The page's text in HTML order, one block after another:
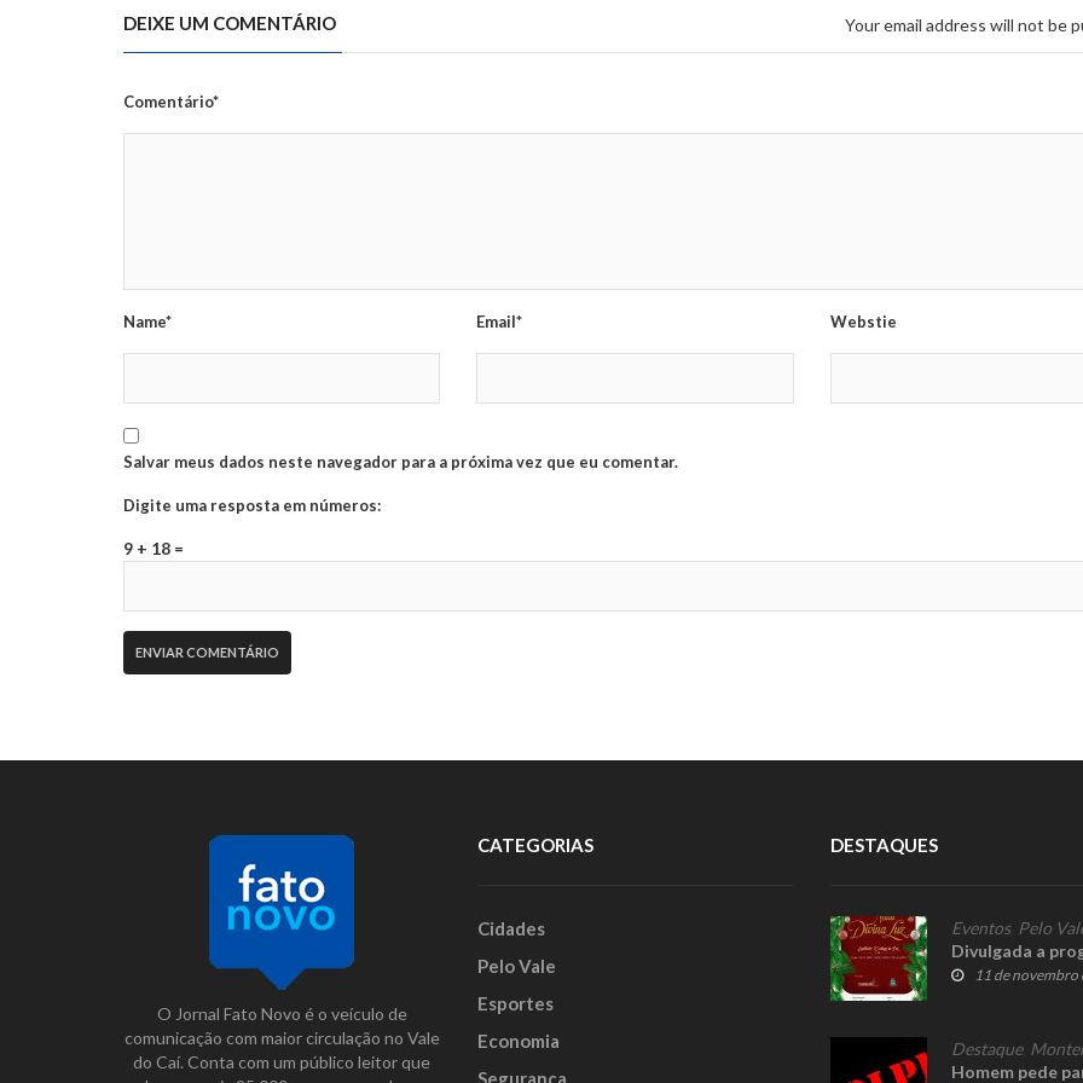
DEIXE UM COMENTÁRIO Your email address will not be
Comentário*
Name* Email* Webstie
Salvar meus dados neste navegador para a próxima vez que eu comentar.
Digite uma resposta em números:
9 + 18 =
O Jornal Fato Novo é o veículo de
comunicação com maior circulação no Vale
do Caí. Conta com um público leitor que
CATEGORIAS
Cidades
Pelo Vale
Esportes
Economia
Segurança
DESTAQUES
Eventos, Pelo
Divulgada a
11 de novembro
Destaque,
Homem pede